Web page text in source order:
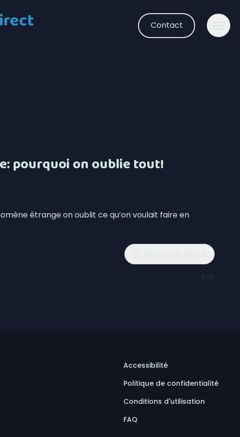
Contact
pourquoi on oublie tout!
étrange on oublit ce qu’on voulait faire en
Retour au direct
5:00
Accessibilité
Politique de confidentialité
Conditions d'utilisation
FAQ